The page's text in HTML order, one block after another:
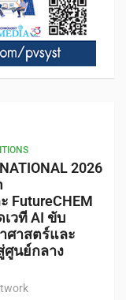
2026
FutureCHEM
เวที AI ขับ
ศาสตร์และ
ศูนย์กลาง